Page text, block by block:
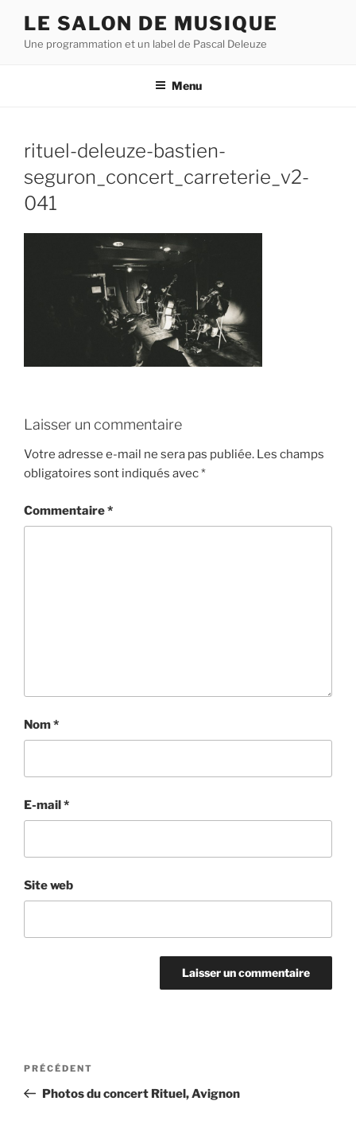
contenu
LE SALON DE MUSIQUE
Une programmation et un label de Pascal Deleuze
Menu
rituel-deleuze-bastien-
seguron_concert_carreterie_v2-
041
Laisser un commentaire
Votre adresse e-mail ne sera pas publiée. Les champs
obligatoires sont indiqués avec*
Commentaire*
Nom*
E-mail*
Site web
Navigation
l’article
Article
précédent
PRÉCÉDENT
Photos du concert Rituel, Avignon